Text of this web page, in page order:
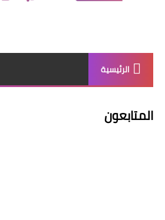
الرئيسية
المتابعون